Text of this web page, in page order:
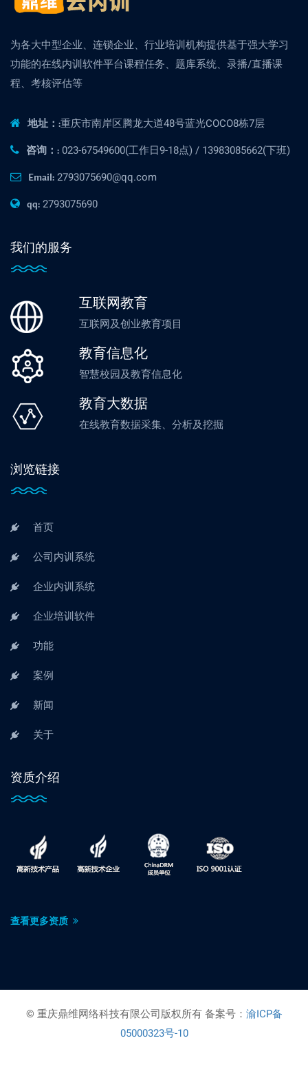
为各大中型企业、连锁企业、行业培训机构提供基于强大学习
功能的在线内训软件平台课程任务、题库系统、录播/直播课
程、考核评估等
地址：:重庆市南岸区腾龙大道48号蓝光COCO8栋7层
咨询：: 023-67549600(工作日9-18点) / 13983085662(下班)
Email: 2793075690@qq.com
qq: 2793075690
我们的服务
互联网教育
互联网及创业教育项目
教育信息化
智慧校园及教育信息化
教育大数据
在线教育数据采集、分析及挖掘
浏览链接
首页
公司内训系统
企业内训系统
企业培训软件
功能
案例
新闻
关于
资质介绍
查看更多资质
© 重庆鼎维网络科技有限公司版权所有 备案号： 渝ICP备
05000323号-10